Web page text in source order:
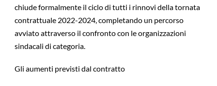
chiude formalmente il ciclo di tutti i rinnovi della tornata
contrattuale 2022-2024, completando un percorso
avviato attraverso il confronto con le organizzazioni
sindacali di categoria.
Gli aumenti previsti dal contratto